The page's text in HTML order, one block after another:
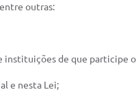
outras:
de que participe
e nesta Lei;